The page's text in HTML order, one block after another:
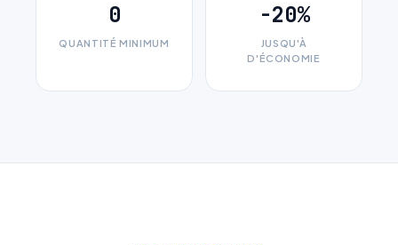
0
QUANTITÉ MINIMUM
-20%
JUSQU'À
D'ÉCONOMIE